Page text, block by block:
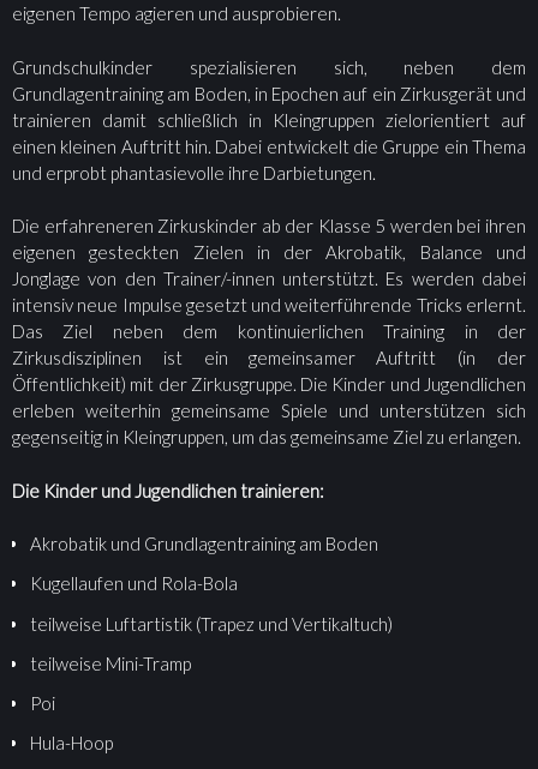
eigenen Tempo agieren und ausprobieren.
Grundschulkinder spezialisieren sich, neben dem
Grundlagentraining am Boden, in Epochen auf ein Zirkusgerät und
trainieren damit schließlich in Kleingruppen zielorientiert auf
einen kleinen Auftritt hin. Dabei entwickelt die Gruppe ein Thema
und erprobt phantasievolle ihre Darbietungen.
Die erfahreneren Zirkuskinder ab der Klasse 5 werden bei ihren
eigenen gesteckten Zielen in der Akrobatik, Balance und
Jonglage von den Trainer/-innen unterstützt. Es werden dabei
intensiv neue Impulse gesetzt und weiterführende Tricks erlernt.
Das Ziel neben dem kontinuierlichen Training in der
Zirkusdisziplinen ist ein gemeinsamer Auftritt (in der
Öffentlichkeit) mit der Zirkusgruppe. Die Kinder und Jugendlichen
erleben weiterhin gemeinsame Spiele und unterstützen sich
gegenseitig in Kleingruppen, um das gemeinsame Ziel zu erlangen.
Die Kinder und Jugendlichen trainieren:
Akrobatik und Grundlagentraining am Boden
Kugellaufen und Rola-Bola
teilweise Luftartistik (Trapez und Vertikaltuch)
teilweise Mini-Tramp
Poi
Hula-Hoop